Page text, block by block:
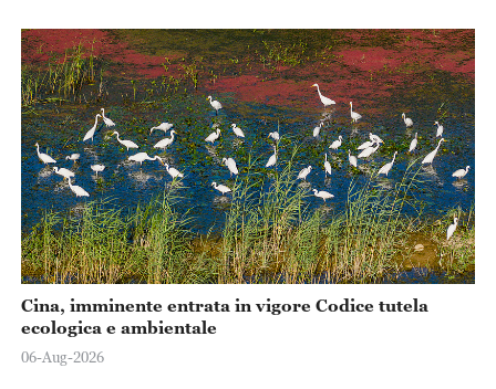
Cina, imminente entrata in vigore Codice tutela
ecologica e ambientale
06-Aug-2026